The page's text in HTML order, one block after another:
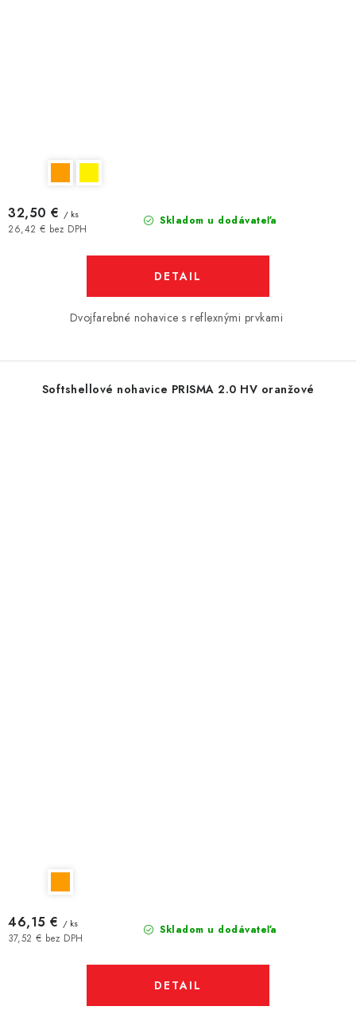
Skladom u dodávateľa
26,42 € bez DPH
32,50 € / ks
DETAIL
Dvojfarebné nohavice s reflexnými prvkami
Softshellové nohavice PRISMA 2.0 HV oranžové
Skladom u dodávateľa
37,52 € bez DPH
46,15 € / ks
DETAIL